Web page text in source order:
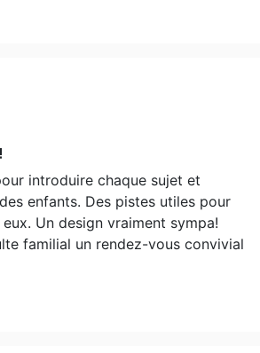
introduire chaque sujet et
enfants. Des pistes utiles pour
Un design vraiment sympa!
familial un rendez-vous convivial